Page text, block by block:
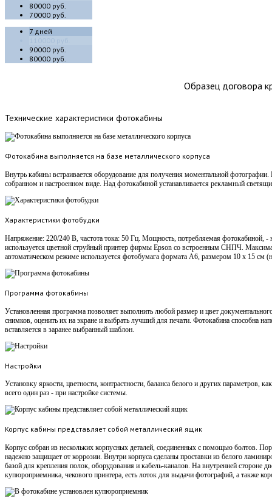
80000 руб.
70000 руб.
7 дней
90000 руб.
80000 руб.
Образец договора
Технические характеристики фотокабины
Фотокабина выполняется на базе металлического корпуса
Внутрь кабины встраивается оборудование для получения моментальной
собранном и настроенном виде. Над фотокабиной устанавливается рекламный
Характеристики фотобудки
Напряжение: 220/240 В, частота тока: 50 Гц. Мощность, потребляемая фотокабиной,
используется цветной струйный принтер фирмы Epson со встроенным СНПЧ.
автоматическом режиме используется фотобумага формата А6, размером 10 х 15 см
Программа фотокабины
Установленная программа позволяет выполнить любой размер и цвет
снимков, оценить их на экране и выбрать лучший для печати. Фотокабина способна
вставляется в заранее выбранный шаблон.
Настройки
Установку яркости, цветности, контрастности, баланса белого и других параметров,
всего один раз - при настройке системы.
Корпус кабины представляет собой металлический ящик
Корпус собран из нескольких корпусных деталей, соединенных с помощью болтов.
надежно защищает от коррозии. Внутри корпуса сделаны проставки из белого
базой для крепления полок, оборудования и кабель-каналов. На внутренней стороне
купюроприемника, чекового принтера, есть лоток для выдачи фотографий, а также